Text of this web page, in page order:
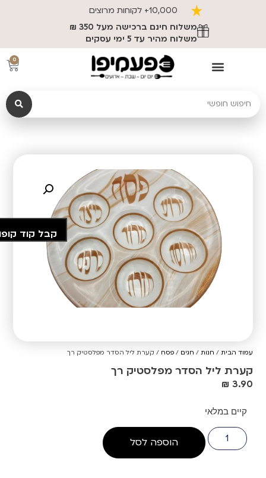
10,000+ לקוחות מרוצים
משלוח חינם ברכישה מעל 350 ₪
משלוח מהיר עד 5 ימי עסקים
0
עמוד הבית / חנות / חגים /פסח / קערת ליל הסדר מפלסטיק רך
קערת ליל הסדר מפלסטיק רך
₪ 3.90
קיים במלאי
הוספה לסל
קבל קוד